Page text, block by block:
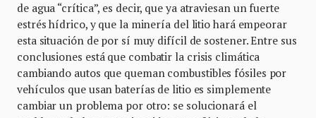
de agua “crítica”, es decir, que ya atraviesan un fuerte
estrés hídrico, y que la minería del litio hará empeorar
esta situación de por sí muy difícil de sostener. Entre sus
conclusiones está que combatir la crisis climática
cambiando autos que queman combustibles fósiles por
vehículos que usan baterías de litio es simplemente
cambiar un problema por otro: se solucionará el